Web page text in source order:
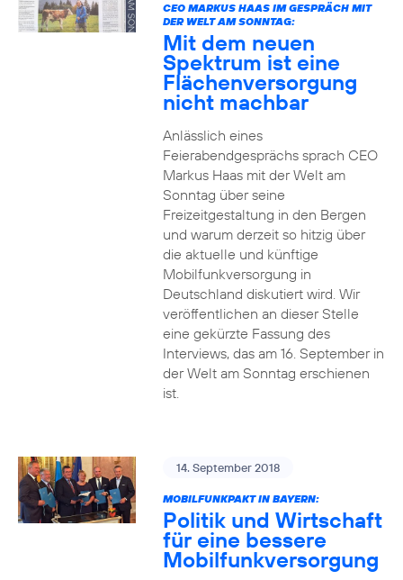
CEO MARKUS HAAS IM GESPRÄCH MIT
DER WELT AM SONNTAG:
Mit dem neuen
Spektrum ist eine
Flächenversorgung
nicht machbar
Anlässlich eines
Feierabendgesprächs sprach CEO
Markus Haas mit der Welt am
Sonntag über seine
Freizeitgestaltung in den Bergen
und warum derzeit so hitzig über
die aktuelle und künftige
Mobilfunkversorgung in
Deutschland diskutiert wird. Wir
veröffentlichen an dieser Stelle
eine gekürzte Fassung des
Interviews, das am 16. September in
der Welt am Sonntag erschienen
ist.
14. September 2018
MOBILFUNKPAKT IN BAYERN:
Politik und Wirtschaft
für eine bessere
Mobilfunkversorgung